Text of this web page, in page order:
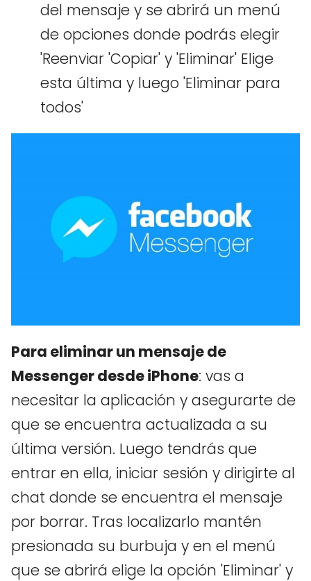
del mensaje y se abrirá un menú
de opciones donde podrás elegir
'Reenviar 'Copiar' y 'Eliminar' Elige
esta última y luego 'Eliminar para
todos'
Para eliminar un mensaje de
Messenger desde iPhone: vas a
necesitar la aplicación y asegurarte de
que se encuentra actualizada a su
última versión. Luego tendrás que
entrar en ella, iniciar sesión y dirigirte al
chat donde se encuentra el mensaje
por borrar. Tras localizarlo mantén
presionada su burbuja y en el menú
que se abrirá elige la opción 'Eliminar' y